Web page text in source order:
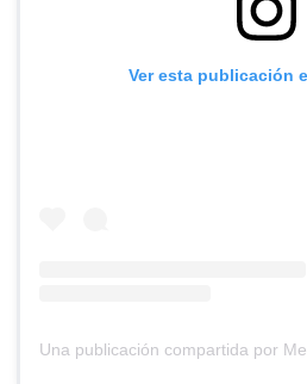
Ver esta publicación